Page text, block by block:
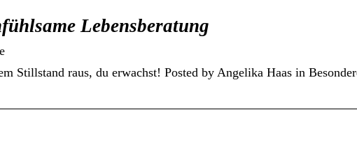
Lebensberatung
Stillstand raus, du erwachst! Posted by Angelika Haas in